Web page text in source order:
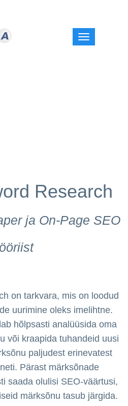
Research
ja On-Page SEO
on tarkvara, mis on loodud
uurimine oleks imelihtne.
hõlpsasti analüüsida oma
või kraapida tuhandeid uusi
paljudest erinevatest
Pärast märksõnade
saada olulisi SEO-väärtusi,
märksõnu tasub järgida.